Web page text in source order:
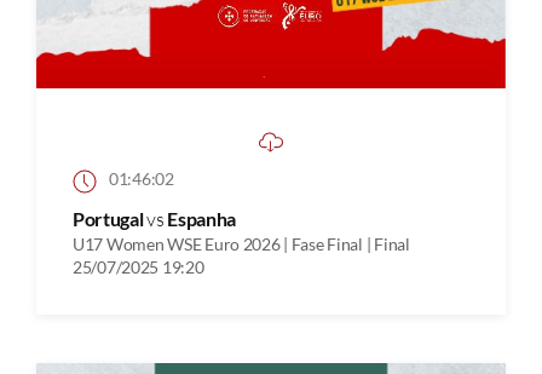
01:46:02
Portugalvs Espanha
U17 Women WSE Euro 2026 | Fase Final | Final
25/07/2025 19:20